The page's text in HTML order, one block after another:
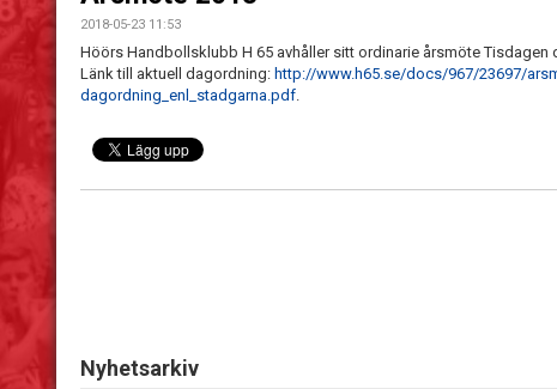
2018-05-23 11:53
Höörs Handbollsklubb H 65 avhåller sitt ordinarie årsmöte Tisdagen
Länk till aktuell dagordning: http://www.h65.se/docs/967/23697/
dagordning_enl_stadgarna.pdf.
Nyhetsarkiv